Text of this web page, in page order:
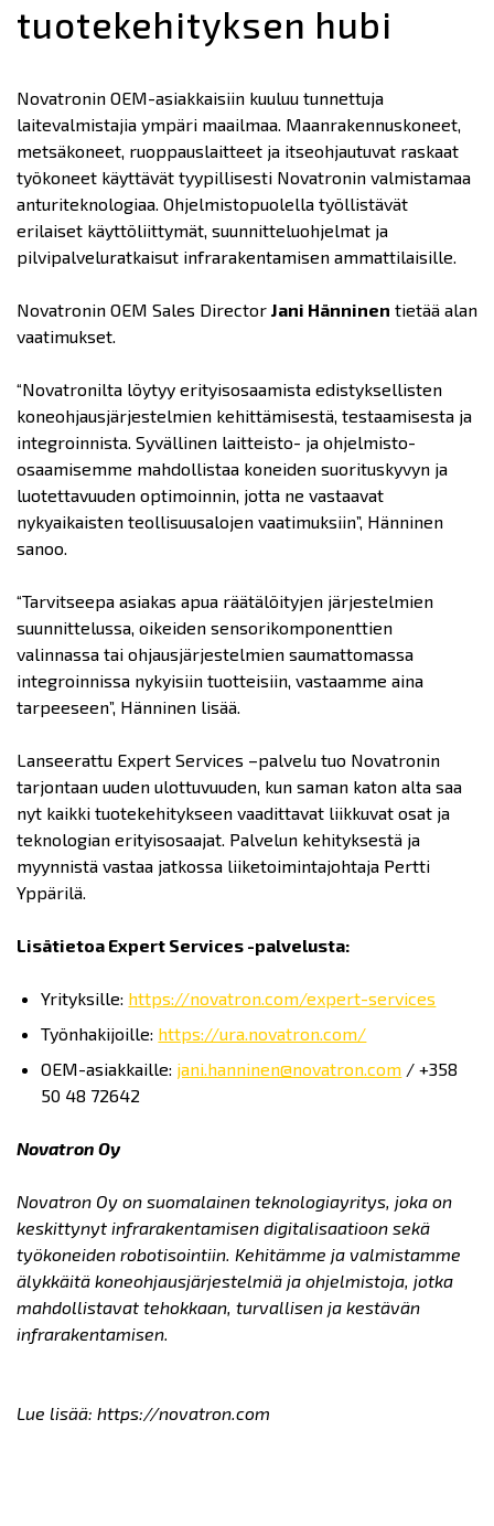
tuotekehityksen hubi
Novatronin OEM-asiakkaisiin kuuluu tunnettuja
laitevalmistajia ympäri maailmaa. Maanrakennuskoneet,
metsäkoneet, ruoppauslaitteet ja itseohjautuvat raskaat
työkoneet käyttävät tyypillisesti Novatronin valmistamaa
anturiteknologiaa. Ohjelmistopuolella työllistävät
erilaiset käyttöliittymät, suunnitteluohjelmat ja
pilvipalveluratkaisut infrarakentamisen ammattilaisille.
Novatronin OEM Sales Director Jani Hänninen tietää alan
vaatimukset.
“Novatronilta löytyy erityisosaamista edistyksellisten
koneohjausjärjestelmien kehittämisestä, testaamisesta ja
integroinnista. Syvällinen laitteisto- ja ohjelmisto-
osaamisemme mahdollistaa koneiden suorituskyvyn ja
luotettavuuden optimoinnin, jotta ne vastaavat
nykyaikaisten teollisuusalojen vaatimuksiin”, Hänninen
sanoo.
“Tarvitseepa asiakas apua räätälöityjen järjestelmien
suunnittelussa, oikeiden sensorikomponenttien
valinnassa tai ohjausjärjestelmien saumattomassa
integroinnissa nykyisiin tuotteisiin, vastaamme aina
tarpeeseen”, Hänninen lisää.
Lanseerattu Expert Services –palvelu tuo Novatronin
tarjontaan uuden ulottuvuuden, kun saman katon alta saa
nyt kaikki tuotekehitykseen vaadittavat liikkuvat osat ja
teknologian erityisosaajat. Palvelun kehityksestä ja
myynnistä vastaa jatkossa liiketoimintajohtaja Pertti
Yppärilä.
Lisätietoa Expert Services -palvelusta:
Yrityksille: https://novatron.com/expert-services
Työnhakijoille: https://ura.novatron.com/
OEM-asiakkaille: jani.hanninen@novatron.com / +358
50 48 72642
Novatron Oy
Novatron Oy on suomalainen teknologiayritys, joka on
keskittynyt infrarakentamisen digitalisaatioon sekä
työkoneiden robotisointiin. Kehitämme ja valmistamme
älykkäitä koneohjausjärjestelmiä ja ohjelmistoja, jotka
mahdollistavat tehokkaan, turvallisen ja kestävän
infrarakentamisen.
Lue lisää: https://novatron.com